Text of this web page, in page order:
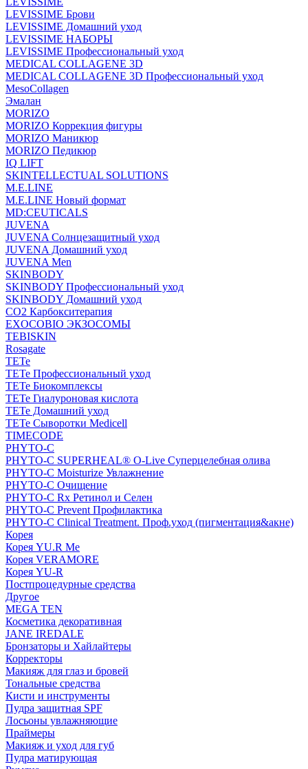
LEVISSIME Брови
LEVISSIME Домашний уход
LEVISSIME НАБОРЫ
LEVISSIME Профессиональный уход
MEDICAL COLLAGENE 3D
MEDICAL COLLAGENE 3D Профессиональный уход
MesoCollagen
Эмалан
MORIZO
MORIZO Коррекция фигуры
MORIZO Маникюр
MORIZO Педикюр
IQ LIFT
SKINTELLECTUAL SOLUTIONS
M.E.LINE
M.E.LINE Новый формат
MD:CEUTICALS
JUVENA
JUVENA Солнцезащитный уход
JUVENA Домашний уход
JUVENA Men
SKINBODY
SKINBODY Профессиональный уход
SKINBODY Домашний уход
CO2 Карбокситерапия
EXOCOBIO ЭКЗОСОМЫ
TEBISKIN
Rosagate
TETe
TETe Профессиональный уход
TETe Биокомплексы
TETe Гиалуроновая кислота
TETe Домашний уход
TETe Сыворотки Medicell
TIMECODE
PHYTO-C
PHYTO-C SUPERHEAL® O-Live Суперцелебная олива
PHYTO-C Moisturize Увлажнение
PHYTO-C Очищение
PHYTO-C Rx Ретинол и Селен
PHYTO-C Prevent Профилактика
PHYTO-C Clinical Treatment. Проф.уход (пигментация&акне)
Корея
Корея YU.R Me
Корея VERAMORE
Корея YU-R
Постпроцедурные средства
Другое
MEGA TEN
Косметика декоративная
JANE IREDALE
Бронзаторы и Хайлайтеры
Корректоры
Макияж для глаз и бровей
Тональные средства
Кисти и инструменты
Пудра защитная SPF
Лосьоны увлажняющие
Праймеры
Макияж и уход для губ
Пудра матирующая